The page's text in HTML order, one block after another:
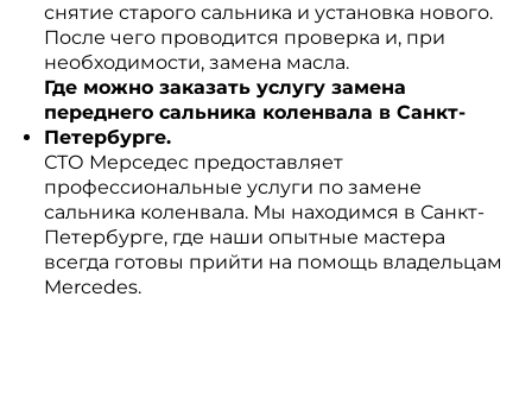
снятие старого сальника и установка нового.
После чего проводится проверка и, при
необходимости, замена масла.
Где можно заказать услугу замена
переднего сальника коленвала в Санкт-
Петербурге.
СТО Мерседес предоставляет
профессиональные услуги по замене
сальника коленвала. Мы находимся в Санкт-
Петербурге, где наши опытные мастера
всегда готовы прийти на помощь владельцам
Mercedes.